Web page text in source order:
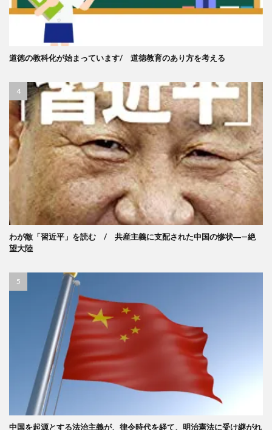
道徳の教科化が始まっています/ 道徳教育のあり方を考える
わが敵「習近平」を読む / 共産主義に支配された中国の惨状―—絶
望大陸
中国を起源とする法治主義が、律令時代を経て、明治憲法に受け継がれ